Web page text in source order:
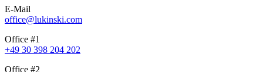
E-Mail
office@lukinski.com
Office #1
+49 30 398 204 202
Office #2